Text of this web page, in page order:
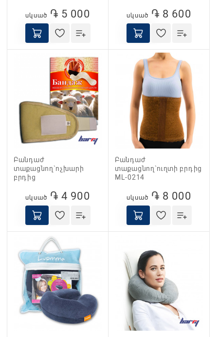
սկսած ֏ 5 000 սկսած ֏ 8 600
Բանդաժ
տաքացնող`ոչխարի
բրդից
սկսած ֏ 4 900
Բանդաժ
տաքացնող`ուղտի բրդից
ML-0214
սկսած ֏ 8 000